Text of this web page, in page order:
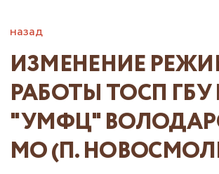
назад
ИЗМЕНЕНИЕ
РАБОТЫ ТОСП
"УМФЦ"
МО (П.